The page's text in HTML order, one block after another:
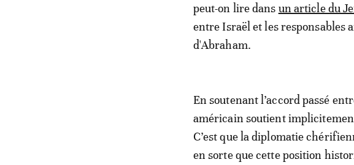
peut-on lire dans un article du
entre Israël et les responsables
d'Abraham.
En soutenant l’accord passé
américain soutient
C’est que la diplomatie
en sorte que cette position